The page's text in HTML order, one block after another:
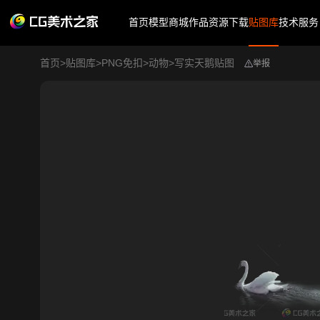
首页模型商城作品资源下载贴图库技术服务
首页>贴图库>PNG免扣>动物>写实天鹅贴图 举报